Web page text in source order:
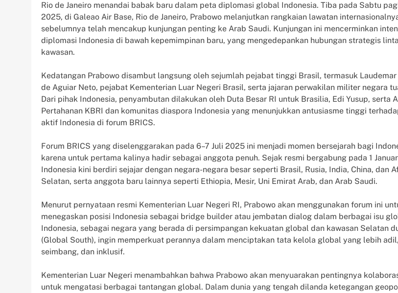
Rio de Janeiro menandai babak baru dalam peta diplomasi global Indonesia. Tiba pada Sabtu
2025, di Galeao Air Base, Rio de Janeiro, Prabowo melanjutkan rangkaian lawatan
sebelumnya telah mencakup kunjungan penting ke Arab Saudi. Kunjungan ini mencerminkan
diplomasi Indonesia di bawah kepemimpinan baru, yang mengedepankan hubungan strategis
kawasan.
Kedatangan Prabowo disambut langsung oleh sejumlah pejabat tinggi Brasil, termasuk
de Aguiar Neto, pejabat Kementerian Luar Negeri Brasil, serta jajaran perwakilan militer negara
Dari pihak Indonesia, penyambutan dilakukan oleh Duta Besar RI untuk Brasilia, Edi Yusup, serta
Pertahanan KBRI dan komunitas diaspora Indonesia yang menunjukkan antusiasme tinggi
aktif Indonesia di forum BRICS.
Forum BRICS yang diselenggarakan pada 6–7 Juli 2025 ini menjadi momen bersejarah bagi
karena untuk pertama kalinya hadir sebagai anggota penuh. Sejak resmi bergabung pada 1
Indonesia kini berdiri sejajar dengan negara-negara besar seperti Brasil, Rusia, India, China, dan
Selatan, serta anggota baru lainnya seperti Ethiopia, Mesir, Uni Emirat Arab, dan Arab Saudi.
Menurut pernyataan resmi Kementerian Luar Negeri RI, Prabowo akan menggunakan forum ini
menegaskan posisi Indonesia sebagai bridge builder atau jembatan dialog dalam berbagai isu
Indonesia, sebagai negara yang berada di persimpangan kekuatan global dan kawasan Selatan
(Global South), ingin memperkuat perannya dalam menciptakan tata kelola global yang lebih adil,
seimbang, dan inklusif.
Kementerian Luar Negeri menambahkan bahwa Prabowo akan menyuarakan pentingnya
untuk mengatasi berbagai tantangan global. Dalam dunia yang tengah dilanda ketegangan